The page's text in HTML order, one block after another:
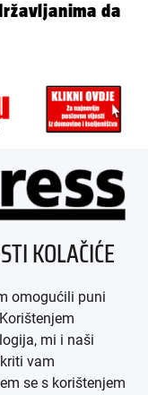
da
KOLAČIĆE
omogućili puni
mi i naši
vam
se s korištenjem